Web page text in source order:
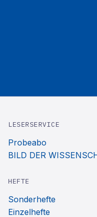
LESERSERVICE
Probeabo
BILD DER
HEFTE
Sonderhefte
Einzelhefte